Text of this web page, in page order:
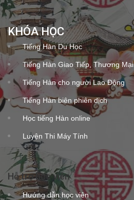
KHÓA HỌC
Tiếng Hàn Du Học
Tiếng Hàn Giao Tiếp, Thương Mại
Tiếng Hàn cho người Lao Động
Tiếng Hàn biên phiên dịch
Học tiếng Hàn online
Luyện Thi Máy Tính
Hỗ trợ học viên
Hướng dẫn học viên